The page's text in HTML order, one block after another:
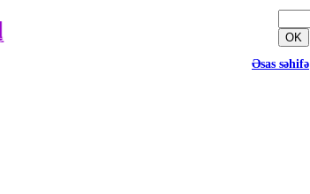
OK
Əsas səhifə